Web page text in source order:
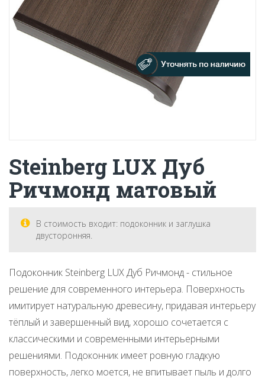
Steinberg LUX Дуб
Ричмонд матовый
В стоимость входит: подоконник и заглушка
двусторонняя.
Подоконник Steinberg LUX Дуб Ричмонд - стильное
решение для современного интерьера. Поверхность
имитирует натуральную древесину, придавая интерьеру
тёплый и завершенный вид, хорошо сочетается с
классическими и современными интерьерными
решениями. Подоконник имеет ровную гладкую
поверхность, легко моется, не впитывает пыль и долго